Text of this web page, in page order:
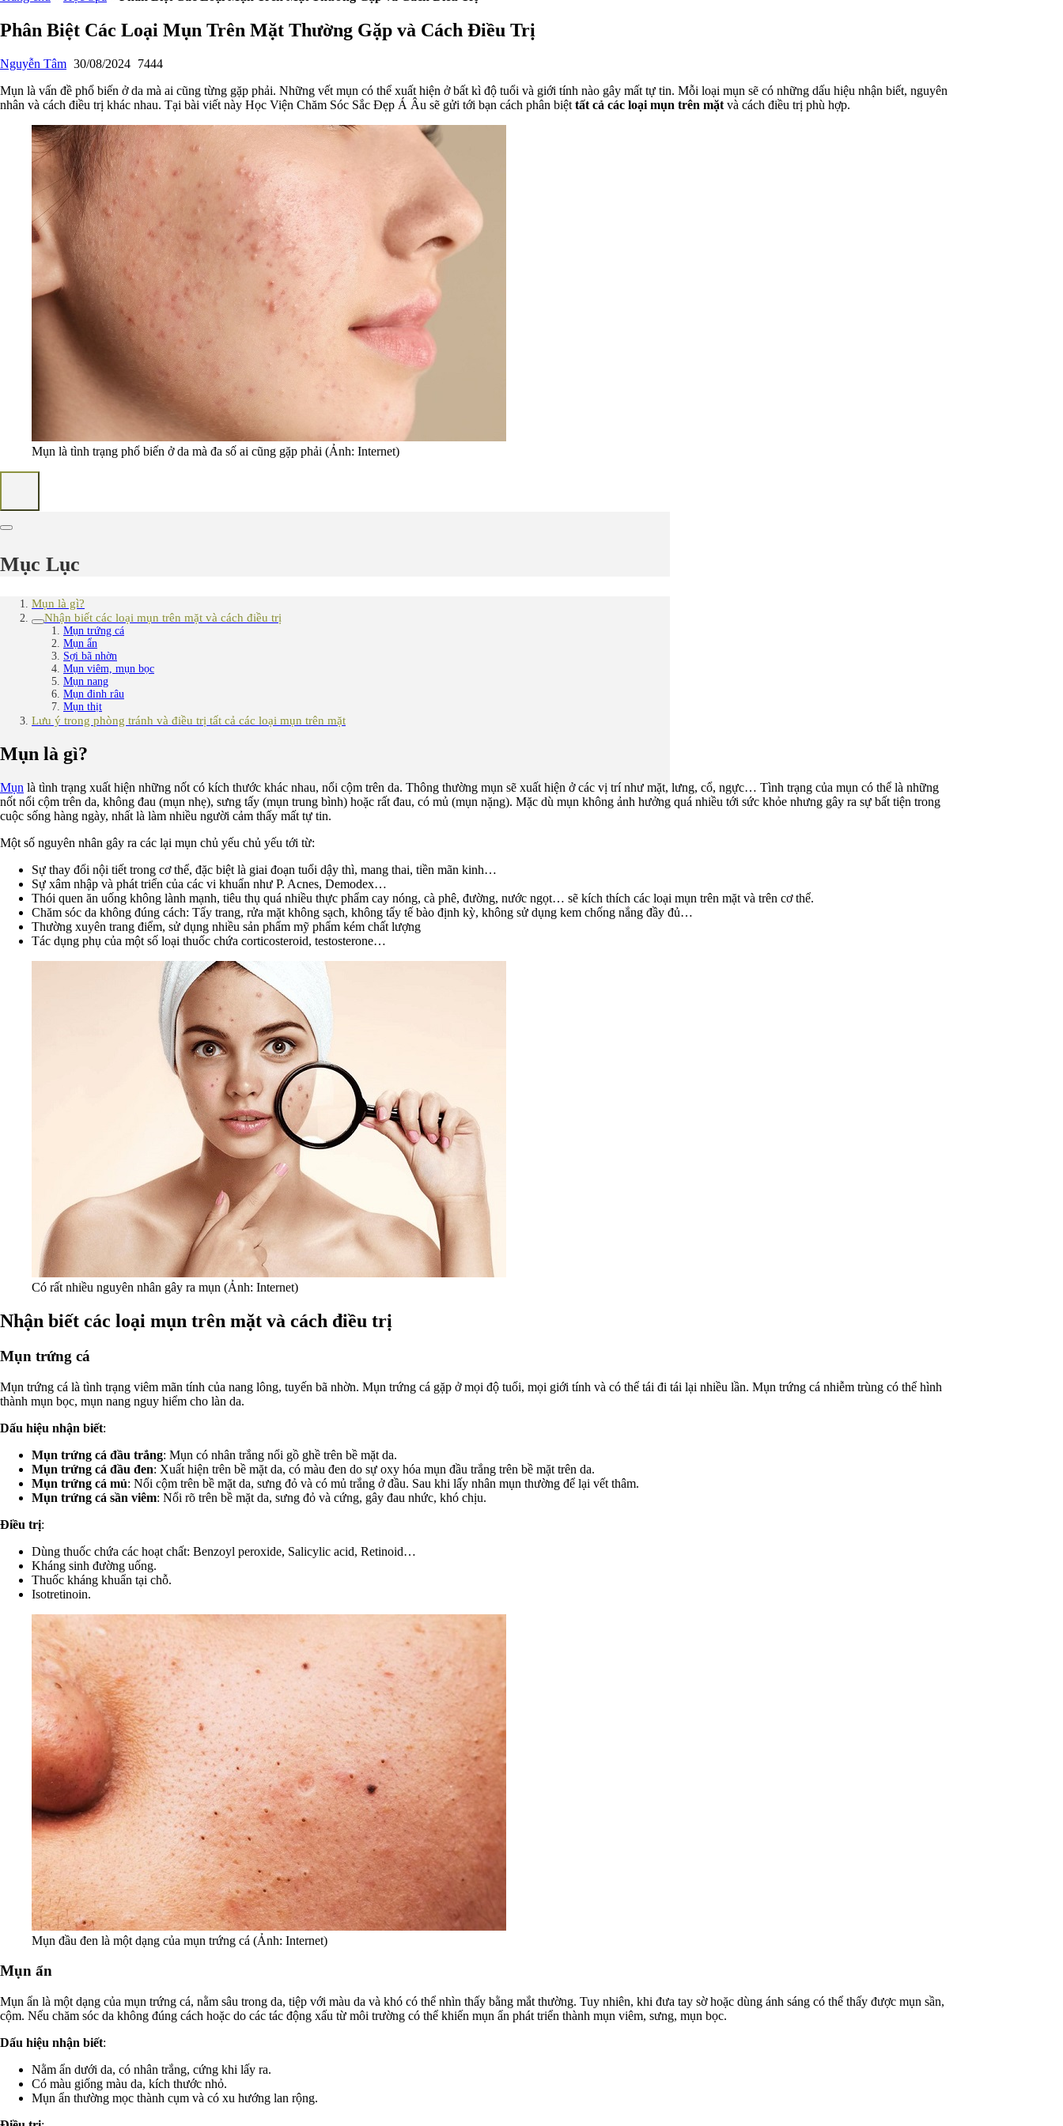
Phân Biệt Các Loại Mụn Trên Mặt Thường Gặp và Cách Điều Trị
Nguyễn Tâm 30/08/2024 7444
Mụn là vấn đề phổ biến ở da mà ai cũng từng gặp phải. Những vết mụn có thể xuất hiện ở bất kì độ tuổi và giới tính nào gây mất tự tin. Mỗi loại mụn sẽ có những dấu hiệu nhận biết, nguyên
nhân và cách điều trị khác nhau. Tại bài viết này Học Viện Chăm Sóc Sắc Đẹp Á Âu sẽ gửi tới bạn cách phân biệt tất cả các loại mụn trên mặt và cách điều trị phù hợp.
Mụn là tình trạng phổ biến ở da mà đa số ai cũng gặp phải (Ảnh: Internet)
Mục Lục
Mụn là gì?
Nhận biết các loại mụn trên mặt và cách điều trị
Mụn trứng cá
Mụn ẩn
Sợi bã nhờn
Mụn viêm, mụn bọc
Mụn nang
Mụn đinh râu
Mụn thịt
Lưu ý trong phòng tránh và điều trị tất cả các loại mụn trên mặt
Mụn là gì?
Mụn là tình trạng xuất hiện những nốt có kích thước khác nhau, nổi cộm trên da. Thông thường mụn sẽ xuất hiện ở các vị trí như mặt, lưng, cổ, ngực… Tình trạng của mụn có thể là những
nốt nổi cộm trên da, không đau (mụn nhẹ), sưng tấy (mụn trung bình) hoặc rất đau, có mủ (mụn nặng). Mặc dù mụn không ảnh hưởng quá nhiều tới sức khỏe nhưng gây ra sự bất tiện trong
cuộc sống hàng ngày, nhất là làm nhiều người cảm thấy mất tự tin.
Một số nguyên nhân gây ra các lại mụn chủ yếu chủ yếu tới từ:
Sự thay đổi nội tiết trong cơ thể, đặc biệt là giai đoạn tuổi dậy thì, mang thai, tiền mãn kinh…
Sự xâm nhập và phát triển của các vi khuẩn như P. Acnes, Demodex…
Thói quen ăn uống không lành mạnh, tiêu thụ quá nhiều thực phẩm cay nóng, cà phê, đường, nước ngọt… sẽ kích thích các loại mụn trên mặt và trên cơ thể.
Chăm sóc da không đúng cách: Tẩy trang, rửa mặt không sạch, không tẩy tế bào định kỳ, không sử dụng kem chống nắng đầy đủ…
Thường xuyên trang điểm, sử dụng nhiều sản phẩm mỹ phẩm kém chất lượng
Tác dụng phụ của một số loại thuốc chứa corticosteroid, testosterone…
Có rất nhiều nguyên nhân gây ra mụn (Ảnh: Internet)
Nhận biết các loại mụn trên mặt và cách điều trị
Mụn trứng cá
Mụn trứng cá là tình trạng viêm mãn tính của nang lông, tuyến bã nhờn. Mụn trứng cá gặp ở mọi độ tuổi, mọi giới tính và có thể tái đi tái lại nhiều lần. Mụn trứng cá nhiễm trùng có thể hình
thành mụn bọc, mụn nang nguy hiểm cho làn da.
Dấu hiệu nhận biết:
Mụn trứng cá đầu trắng: Mụn có nhân trắng nổi gồ ghề trên bề mặt da.
Mụn trứng cá đầu đen: Xuất hiện trên bề mặt da, có màu đen do sự oxy hóa mụn đầu trắng trên bề mặt trên da.
Mụn trứng cá mủ: Nổi cộm trên bề mặt da, sưng đỏ và có mủ trắng ở đầu. Sau khi lấy nhân mụn thường để lại vết thâm.
Mụn trứng cá sần viêm: Nổi rõ trên bề mặt da, sưng đỏ và cứng, gây đau nhức, khó chịu.
Điều trị:
Dùng thuốc chứa các hoạt chất: Benzoyl peroxide, Salicylic acid, Retinoid…
Kháng sinh đường uống.
Thuốc kháng khuẩn tại chỗ.
Isotretinoin.
Mụn đầu đen là một dạng của mụn trứng cá (Ảnh: Internet)
Mụn ẩn
Mụn ẩn là một dạng của mụn trứng cá, nằm sâu trong da, tiệp với màu da và khó có thể nhìn thấy bằng mắt thường. Tuy nhiên, khi đưa tay sờ hoặc dùng ánh sáng có thể thấy được mụn sần,
cộm. Nếu chăm sóc da không đúng cách hoặc do các tác động xấu từ môi trường có thể khiến mụn ẩn phát triển thành mụn viêm, sưng, mụn bọc.
Dấu hiệu nhận biết:
Nằm ẩn dưới da, có nhân trắng, cứng khi lấy ra.
Có màu giống màu da, kích thước nhỏ.
Mụn ẩn thường mọc thành cụm và có xu hướng lan rộng.